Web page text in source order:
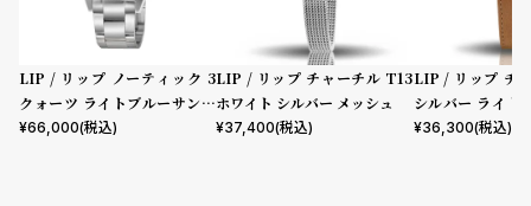
LIP / リップ ノーティック 3
クォーツ ライトブルーサンレ
イ シルバー メタル
¥66,000(税込)
LIP / リップ チャーチル T13
ホワイト シルバー メッシュ
¥37,400(税込)
LIP / リップ チ
シルバー ライト
ー
¥36,300(税込)